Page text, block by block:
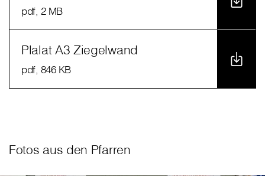
pdf, 2 MB
Plalat A3 Ziegelwand
pdf, 846 KB
Fotos aus den Pfarren